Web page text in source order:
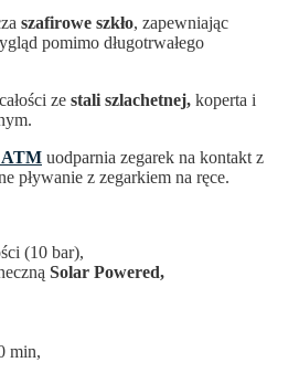
szafirowe szkło, zapewniając
pomimo długotrwałego
ze stali szlachetnej, koperta i
ATM uodparnia zegarek na kontakt z
pływanie z zegarkiem na ręce.
(10 bar),
Solar Powered,
min,